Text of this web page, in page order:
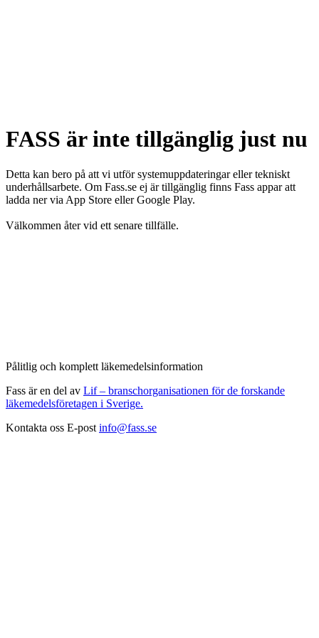
FASS är inte tillgänglig just nu
Detta kan bero på att vi utför systemuppdateringar eller tekniskt
underhållsarbete. Om Fass.se ej är tillgänglig finns Fass appar att
ladda ner via App Store eller Google Play.
Välkommen åter vid ett senare tillfälle.
Pålitlig och komplett läkemedelsinformation
Fass är en del av Lif – branschorganisationen för de forskande
läkemedelsföretagen i Sverige.
Kontakta oss E-post info@fass.se